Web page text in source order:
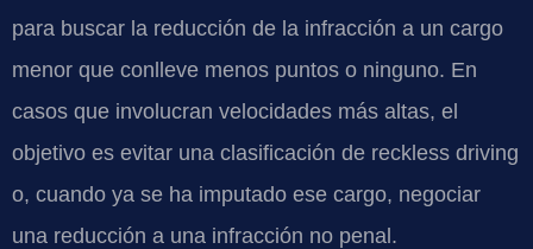
para buscar la reducción de la infracción a un cargo
menor que conlleve menos puntos o ninguno. En
casos que involucran velocidades más altas, el
objetivo es evitar una clasificación de reckless driving
o, cuando ya se ha imputado ese cargo, negociar
una reducción a una infracción no penal.